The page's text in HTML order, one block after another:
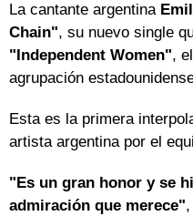
La cantante argentina
Chain", su nuevo single
"Independent Women",
agrupación
Esta es la primera
artista argentina por el
"Es un gran honor y se
admiración que merece"